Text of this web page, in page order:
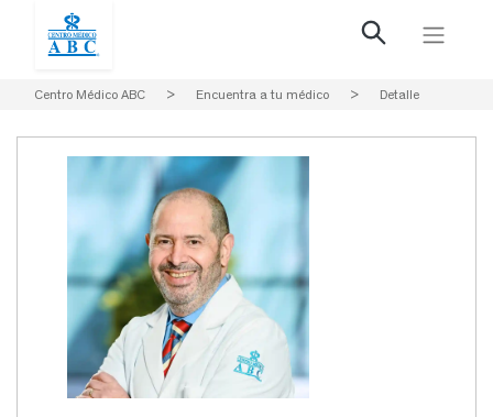
Centro Médico ABC > Encuentra a tu médico > Detalle